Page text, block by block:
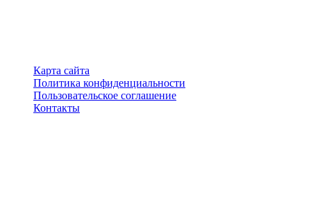
Карта сайта
Политика конфиденциальности
Пользовательское соглашение
Контакты